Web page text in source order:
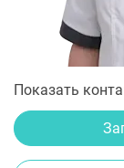
Показать